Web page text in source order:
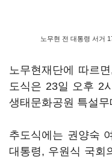
노무현 전 대통령 서거
노무현재단에 따르
도식은 23일 오후 2
생태문화공원 특설
추도식에는 권양숙
대통령, 우원식 국회